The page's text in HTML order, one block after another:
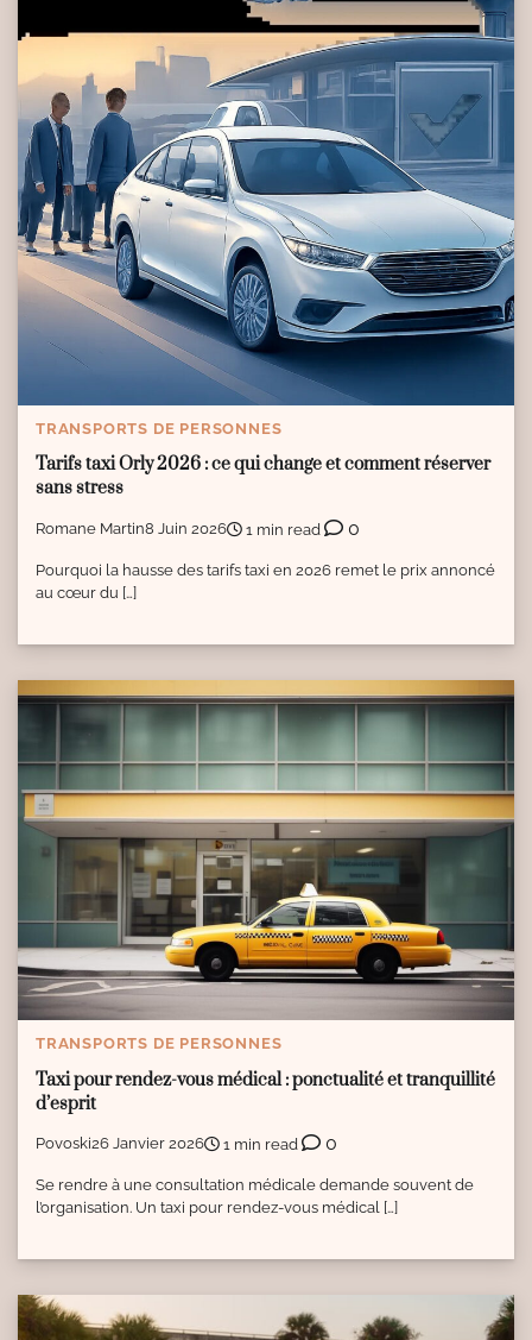
TRANSPORTS DE PERSONNES
Tarifs taxi Orly 2026 : ce qui change et comment réserver
sans stress
Romane Martin8 Juin 2026 1 min read 0
Pourquoi la hausse des tarifs taxi en 2026 remet le prix annoncé
au cœur du […]
TRANSPORTS DE PERSONNES
Taxi pour rendez-vous médical : ponctualité et tranquillité
d’esprit
Povoski26 Janvier 2026 1 min read 0
Se rendre à une consultation médicale demande souvent de
l’organisation. Un taxi pour rendez-vous médical […]